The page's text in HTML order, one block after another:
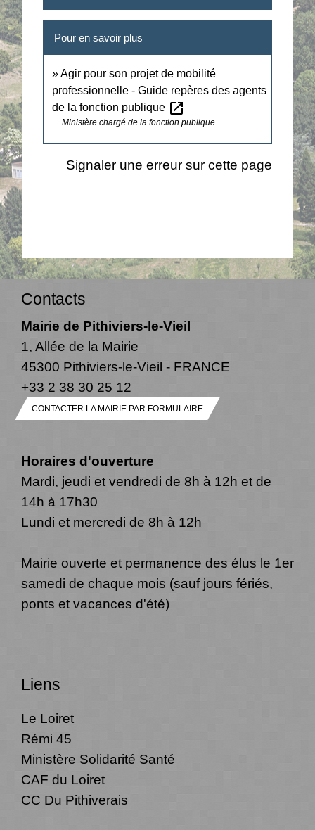
Pour en savoir plus
Agir pour son projet de mobilité
professionnelle - Guide repères des agents
de la fonction publique open_in_new
Ministère chargé de la fonction publique
Signaler une erreur sur cette page
Contacts
Mairie de Pithiviers-le-Vieil
1, Allée de la Mairie
45300 Pithiviers-le-Vieil - FRANCE
+33 2 38 30 25 12
CONTACTER LA MAIRIE PAR FORMULAIRE
Horaires d'ouverture
Mardi, jeudi et vendredi de 8h à 12h et de
14h à 17h30
Lundi et mercredi de 8h à 12h
Mairie ouverte et permanence des élus le 1er
samedi de chaque mois (sauf jours fériés,
ponts et vacances d'été)
Liens
Le Loiret
Rémi 45
Ministère Solidarité Santé
CAF du Loiret
CC Du Pithiverais